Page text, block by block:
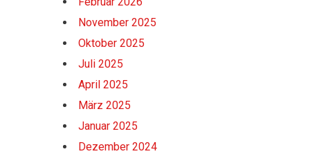
November 2025
Oktober 2025
Juli 2025
April 2025
März 2025
Januar 2025
Dezember 2024